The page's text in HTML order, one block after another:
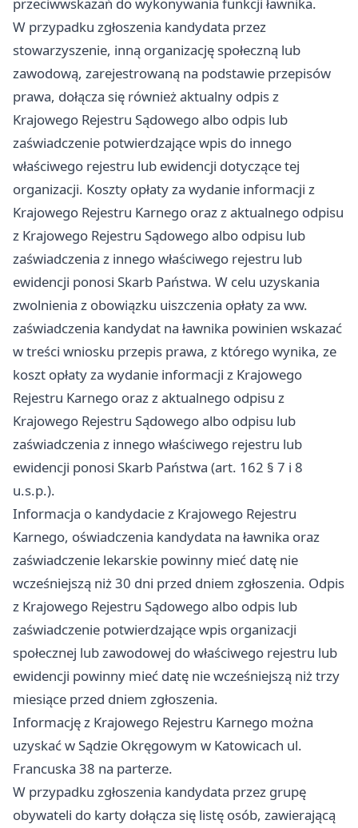
W przypadku zgłoszenia kandydata przez
stowarzyszenie, inną organizację społeczną lub
zawodową, zarejestrowaną na podstawie przepisów
prawa, dołącza się również aktualny odpis z
Krajowego Rejestru Sądowego albo odpis lub
zaświadczenie potwierdzające wpis do innego
właściwego rejestru lub ewidencji dotyczące tej
organizacji. Koszty opłaty za wydanie informacji z
Krajowego Rejestru Karnego oraz z aktualnego odpisu
z Krajowego Rejestru Sądowego albo odpisu lub
zaświadczenia z innego właściwego rejestru lub
ewidencji ponosi Skarb Państwa. W celu uzyskania
zwolnienia z obowiązku uiszczenia opłaty za ww.
zaświadczenia kandydat na ławnika powinien wskazać
w treści wniosku przepis prawa, z którego wynika, ze
koszt opłaty za wydanie informacji z Krajowego
Rejestru Karnego oraz z aktualnego odpisu z
Krajowego Rejestru Sądowego albo odpisu lub
zaświadczenia z innego właściwego rejestru lub
ewidencji ponosi Skarb Państwa (art. 162 § 7 i 8
u.s.p.).
Informacja o kandydacie z Krajowego Rejestru
Karnego, oświadczenia kandydata na ławnika oraz
zaświadczenie lekarskie powinny mieć datę nie
wcześniejszą niż 30 dni przed dniem zgłoszenia. Odpis
z Krajowego Rejestru Sądowego albo odpis lub
zaświadczenie potwierdzające wpis organizacji
społecznej lub zawodowej do właściwego rejestru lub
ewidencji powinny mieć datę nie wcześniejszą niż trzy
miesiące przed dniem zgłoszenia.
Informację z Krajowego Rejestru Karnego można
uzyskać w Sądzie Okręgowym w Katowicach ul.
Francuska 38 na parterze.
W przypadku zgłoszenia kandydata przez grupę
obywateli do karty dołącza się listę osób, zawierającą